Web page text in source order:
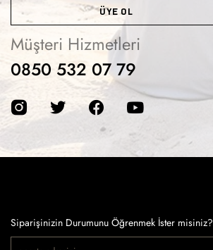
ÜYE OL
Müşteri Hizmetleri
0850 532 07 79
Siparişinizin Durumunu Öğrenmek İster misiniz?